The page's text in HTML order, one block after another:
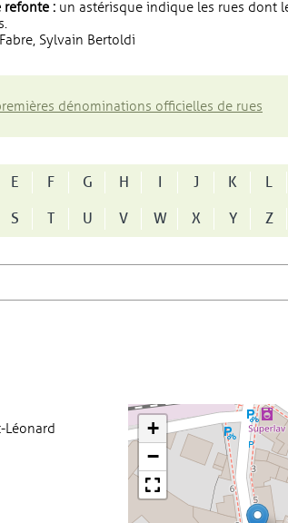
refonte : un astérisque indique les rues dont
Sylvain Bertoldi
dénominations officielles de rues
E F G H I J K L
S T U V W X Y Z
Léonard
+
−